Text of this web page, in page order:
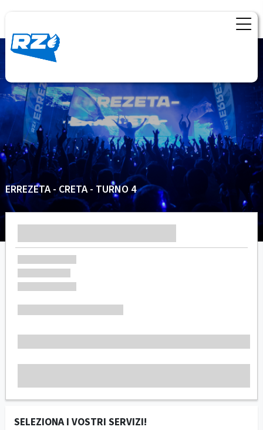
ERREZETA - CRETA - TURNO 4
SELEZIONA I VOSTRI SERVIZI!